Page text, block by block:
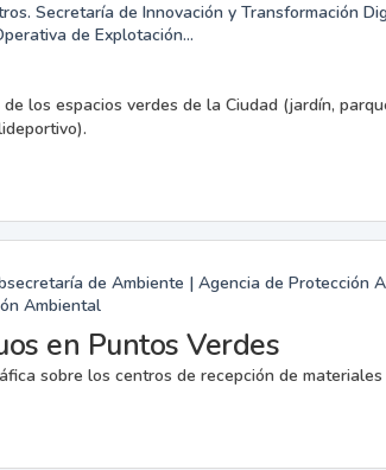
Secretaría de Innovación y Transformación
de Explotación...
los espacios verdes de la Ciudad (jardín,
de Ambiente | Agencia de Protección
Ambiental
en Puntos Verdes
sobre los centros de recepción de